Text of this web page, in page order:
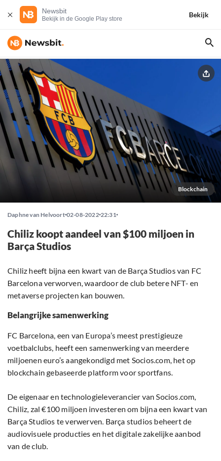
Newsbit
Bekijk in de Google Play store
Bekijk
Blockchain
Daphne van Helvoort 02-08-2022 22:31
Chiliz koopt aandeel van $100 miljoen in
Barça Studios
Chiliz heeft bijna een kwart van de Barça Studios van FC
Barcelona verworven, waardoor de club betere NFT- en
metaverse projecten kan bouwen.
Belangrijke samenwerking
FC Barcelona, een van Europa’s meest prestigieuze
voetbalclubs, heeft een samenwerking van meerdere
miljoenen euro’s aangekondigd met Socios.com, het op
blockchain gebaseerde platform voor sportfans.
De eigenaar en technologieleverancier van Socios.com,
Chiliz, zal €100 miljoen investeren om bijna een kwart van
Barça Studios te verwerven. Barça studios beheert de
audiovisuele producties en het digitale zakelijke aanbod
van de club.